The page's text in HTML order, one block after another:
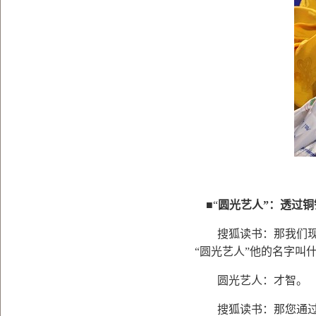
■“圆光艺人”：透过
搜狐读书：那我们现
“圆光艺人”他的名字叫
圆光艺人：才智。
搜狐读书：那您通过